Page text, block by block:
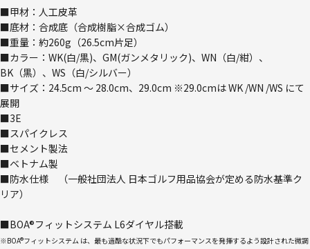
■甲材：人工皮革
■底材：合成底（合成樹脂×合成ゴム）
■重量：約260g（26.5cm片足）
■カラー：WK(白/黒)、GM(ガンメタリック)、WN（白/紺）、
BK（黒）、WS（白/シルバー）
■サイズ：24.5cm ～ 28.0cm、29.0cm ※29.0cmは WK /WN /WS にて
展開
■3E
■スパイクレス
■セメント製法
■ベトナム製
■防水仕様 （一般社団法人 日本ゴルフ用品協会が定める防水基準ク
リア）
■BOA®フィットシステム L6ダイヤル搭載
※BOA®フィットシステム は、最も過酷な状況下でもパフォーマンスを発揮するよう設計された微調